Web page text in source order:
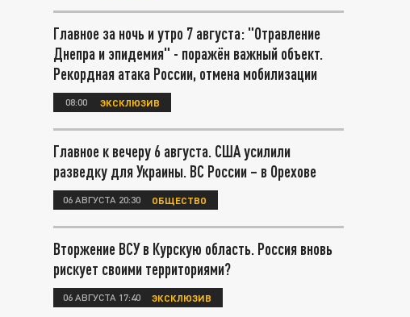
Главное за ночь и утро 7 августа: "Отравление
Днепра и эпидемия" - поражён важный объект.
Рекордная атака России, отмена мобилизации
08:00 ЭКСКЛЮЗИВ
Главное к вечеру 6 августа. США усилили
разведку для Украины. ВС России – в Орехове
06 АВГУСТА 20:30 ОБЩЕСТВО
Вторжение ВСУ в Курскую область. Россия вновь
рискует своими территориями?
06 АВГУСТА 17:40 ЭКСКЛЮЗИВ